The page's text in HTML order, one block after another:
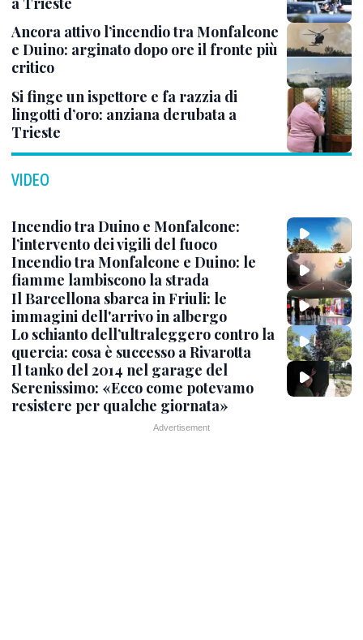
Ancora attivo l’incendio tra Monfalcone
e Duino: arginato dopo ore il fronte più
critico
Si finge un ispettore e fa razzia di
lingotti d’oro: anziana derubata a
Trieste
VIDEO
Incendio tra Duino e Monfalcone:
l’intervento dei vigili del fuoco
Incendio tra Monfalcone e Duino: le
fiamme lambiscono la strada
Il Barcellona sbarca in Friuli: le
immagini dell'arrivo in albergo
Lo schianto dell’ultraleggero contro la
quercia: cosa è successo a Rivarotta
Il tanko del 2014 nel garage del
Serenissimo: «Ecco come potevamo
resistere per qualche giornata»